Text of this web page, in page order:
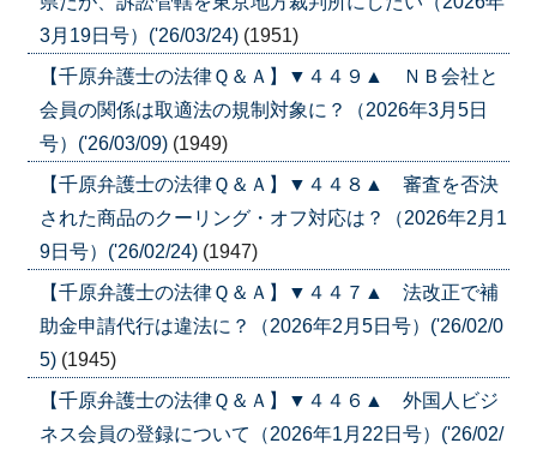
3月19日号）('26/03/24) (1951)
【千原弁護士の法律Ｑ＆Ａ】▼４４９▲ ＮＢ会社と
会員の関係は取適法の規制対象に？（2026年3月5日
号）('26/03/09) (1949)
【千原弁護士の法律Ｑ＆Ａ】▼４４８▲ 審査を否決
された商品のクーリング・オフ対応は？（2026年2月1
9日号）('26/02/24) (1947)
【千原弁護士の法律Ｑ＆Ａ】▼４４７▲ 法改正で補
助金申請代行は違法に？（2026年2月5日号）('26/02/0
5) (1945)
【千原弁護士の法律Ｑ＆Ａ】▼４４６▲ 外国人ビジ
ネス会員の登録について（2026年1月22日号）('26/02/